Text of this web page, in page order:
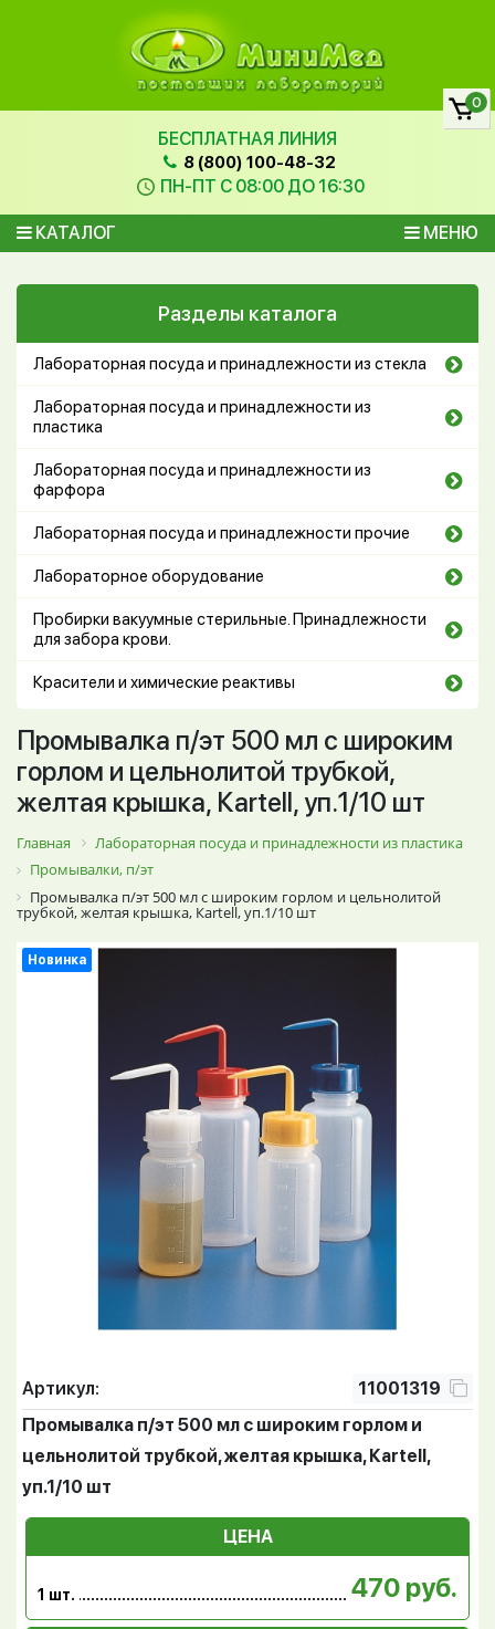
БЕСПЛАТНАЯ ЛИНИЯ
8 (800) 100-48-32
ПН-ПТ С 08:00 ДО 16:30
КАТАЛОГ МЕНЮ
0
Разделы каталога
Лабораторная посуда и принадлежности из стекла
Лабораторная посуда и принадлежности из
пластика
Лабораторная посуда и принадлежности из
фарфора
Лабораторная посуда и принадлежности прочие
Лабораторное оборудование
Пробирки вакуумные стерильные. Принадлежности
для забора крови.
Красители и химические реактивы
Промывалка п/эт 500 мл с широким
горлом и цельнолитой трубкой,
желтая крышка, Кartell, уп.1/10 шт
Главная
Лабораторная посуда и принадлежности из пластика
Промывалки, п/эт
Промывалка п/эт 500 мл с широким горлом и цельнолитой
трубкой, желтая крышка, Кartell, уп.1/10 шт
Новинка
Артикул:
11001319
Промывалка п/эт 500 мл с широким горлом и
цельнолитой трубкой, желтая крышка, Кartell,
уп.1/10 шт
ЦЕНА
1 шт. 470 руб.